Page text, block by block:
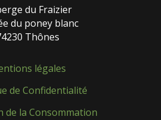
du Fraizier
du poney blanc
Thônes
légales
de Confidentialité
de la Consommation